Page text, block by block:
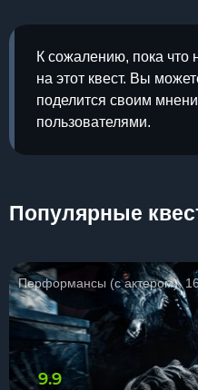
К сожалению, пока что
на этот квест. Вы
поделится своим
пользователями.
Популярные
Перформансы (с актером),
9.9